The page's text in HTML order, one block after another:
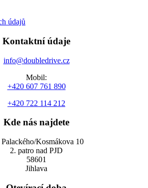
údajů
Kontaktní údaje
info@doubledrive.cz
Mobil:
+420 607 761 890
+420 722 114 212
Kde nás najdete
Kosmákova 10
2. patro nad PJD
58601
Jihlava